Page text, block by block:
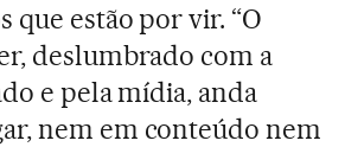
estão por vir. “O
deslumbrado com a
e pela mídia, anda
nem em conteúdo nem